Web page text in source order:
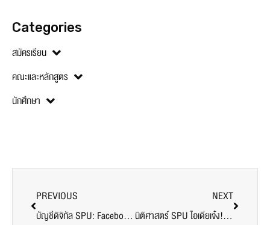
Categories
สมัครเรียน
คณะและหลักสูตร
นักศึกษา
PREVIOUS
​บัญชีดิจิทัล SPU: Facebook Live “เส้นทางความก้าวหน้าในวิชาชีพของข้าราชการทหารการเงิน”
NEXT
นิติศาสตร์ SPU ไอเดียเจ๋ง! ชวนน้องใหม่ LAW66 เปิดประสบการณ์สร้างแรงบันดาลใจ ก่อนเปิดเรียน ด้วยการเข้าศึกษาเรียนรู้กระบวนการทำงาน ศาลแขวงพระนครเหนือ